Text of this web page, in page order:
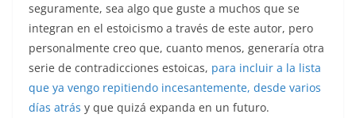
seguramente, sea algo que guste a muchos que se
integran en el estoicismo a través de este autor, pero
personalmente creo que, cuanto menos, generaría otra
serie de contradicciones estoicas, para incluir a la lista
que ya vengo repitiendo incesantemente, desde varios
días atrás y que quizá expanda en un futuro.